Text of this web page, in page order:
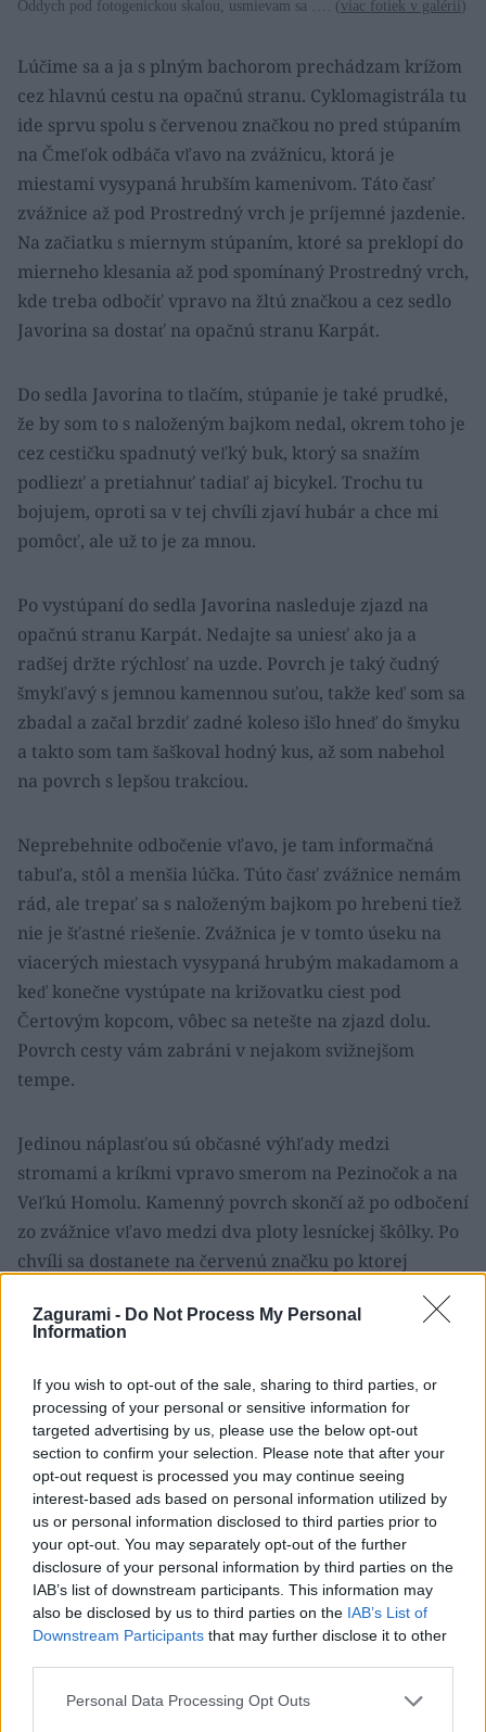
Zagurami - Do Not Process My Personal
Information
If you wish to opt-out of the sale, sharing to third parties, or
processing of your personal or sensitive information for
targeted advertising by us, please use the below opt-out
section to confirm your selection. Please note that after your
opt-out request is processed you may continue seeing
interest-based ads based on personal information utilized by
us or personal information disclosed to third parties prior to
your opt-out. You may separately opt-out of the further
disclosure of your personal information by third parties on the
IAB’s list of downstream participants. This information may
also be disclosed by us to third parties on the IAB’s List of
Downstream Participants that may further disclose it to other
Personal Data Processing Opt Outs
Oddych pod fotogenickou skalou, usmievam sa …. (viac fotiek v galérii )
Lúčime sa a ja s plným bachorom prechádzam krížom
cez hlavnú cestu na opačnú stranu. Cyklomagistrála tu
ide sprvu spolu s červenou značkou no pred stúpaním
na Čmeľok odbáča vľavo na zvážnicu, ktorá je
miestami vysypaná hrubším kamenivom. Táto časť
zvážnice až pod Prostredný vrch je príjemné jazdenie.
Na začiatku s miernym stúpaním, ktoré sa preklopí do
mierneho klesania až pod spomínaný Prostredný vrch,
kde treba odbočiť vpravo na žltú značkou a cez sedlo
Javorina sa dostať na opačnú stranu Karpát.
Do sedla Javorina to tlačím, stúpanie je také prudké,
že by som to s naloženým bajkom nedal, okrem toho je
cez cestičku spadnutý veľký buk, ktorý sa snažím
podliezť a pretiahnuť tadiaľ aj bicykel. Trochu tu
bojujem, oproti sa v tej chvíli zjaví hubár a chce mi
pomôcť, ale už to je za mnou.
Po vystúpaní do sedla Javorina nasleduje zjazd na
opačnú stranu Karpát. Nedajte sa uniesť ako ja a
radšej držte rýchlosť na uzde. Povrch je taký čudný
šmykľavý s jemnou kamennou suťou, takže keď som sa
zbadal a začal brzdiť zadné koleso išlo hneď do šmyku
a takto som tam šaškoval hodný kus, až som nabehol
na povrch s lepšou trakciou.
Neprebehnite odbočenie vľavo, je tam informačná
tabuľa, stôl a menšia lúčka. Túto časť zvážnice nemám
rád, ale trepať sa s naloženým bajkom po hrebeni tiež
nie je šťastné riešenie. Zvážnica je v tomto úseku na
viacerých miestach vysypaná hrubým makadamom a
keď konečne vystúpate na križovatku ciest pod
Čertovým kopcom, vôbec sa netešte na zjazd dolu.
Povrch cesty vám zabráni v nejakom svižnejšom
tempe.
Jedinou náplasťou sú občasné výhľady medzi
stromami a kríkmi vpravo smerom na Pezinočok a na
Veľkú Homolu. Kamenný povrch skončí až po odbočení
zo zvážnice vľavo medzi dva ploty lesníckej škôlky. Po
chvíli sa dostanete na červenú značku po ktorej
pokračujete na Čermákovu lúku vpravo, hlavne cez
voľné dni buďte opatrný, idete po červenej značke,
Pohľad na Skalnatú z červenej značky medzi Čermák lúkou a Hubalovou
viac fotiek v galérii )
Som na Čermákovej lúke, je niečo po 16-tej, pod
veľkým stromov vpravo sedí Marek č. 2 z Malaciek.
Marek č. 2 je originál Záhorák, po chvíli vysvitá, že
sme si písali cez FB. Marek č. 2 hľadal parťáka na
Štefáničku, ja som mu písal, že idem na biku… svet je
viem, že z Čermáka je to ešte cca 18 km. Chcem spať